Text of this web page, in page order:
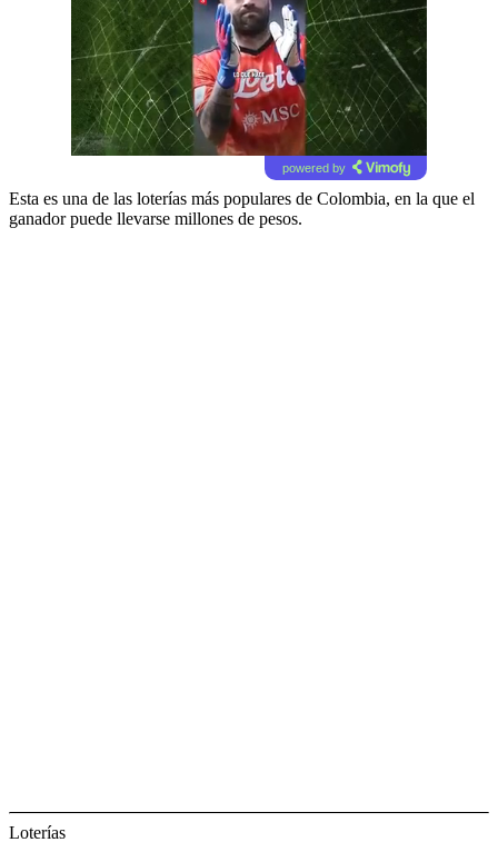
powered by
Esta es una de las loterías más populares de Colombia, en la que el
ganador puede llevarse millones de pesos.
Loterías